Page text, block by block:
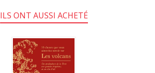
ILS ONT AUSSI ACHETÉ